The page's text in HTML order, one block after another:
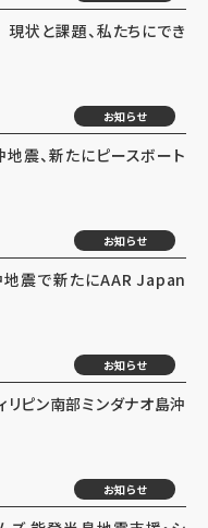
現状と課題、私たちにでき
お知らせ
地震、新たにピースボート
お知らせ
地震で新たにAAR Japan
お知らせ
ピン南部ミンダナオ島沖
お知らせ